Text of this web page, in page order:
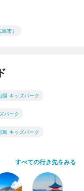
市）
陽 キッズパーク
パーク
島 キッズパーク
すべての行き先をみる